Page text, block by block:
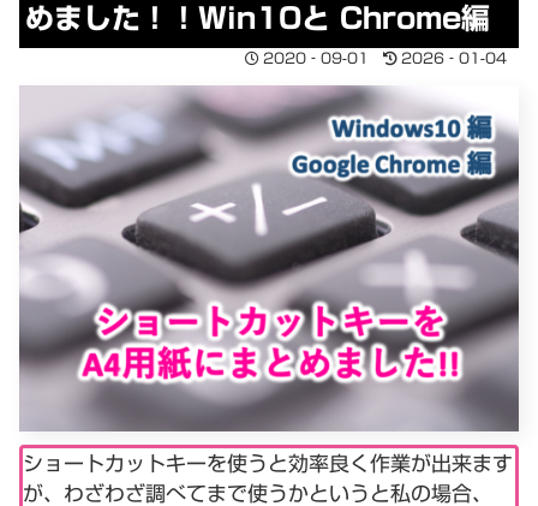
めました！！Win10と Chrome編
2020‐09-01 2026‐01-04
ショートカットキーを使うと効率良く作業が出来ます
が、わざわざ調べてまで使うかというと私の場合、